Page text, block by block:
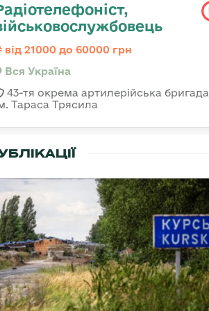
від 21000 до 60000 грн
Вся Україна
43-тя окрема артилерійська бригада
Тараса Трясила